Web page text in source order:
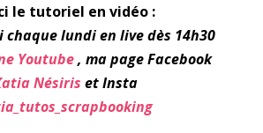
le tutoriel en vidéo :
chaque lundi en live dès 14h30
Youtube, ma page Facebook
Nésiris et Insta